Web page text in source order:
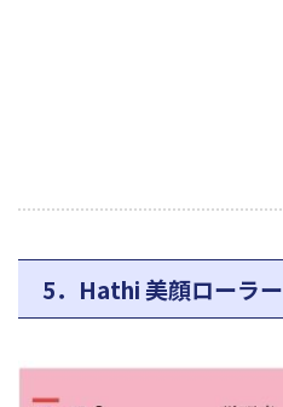
5．Hathi 美顔ローラー